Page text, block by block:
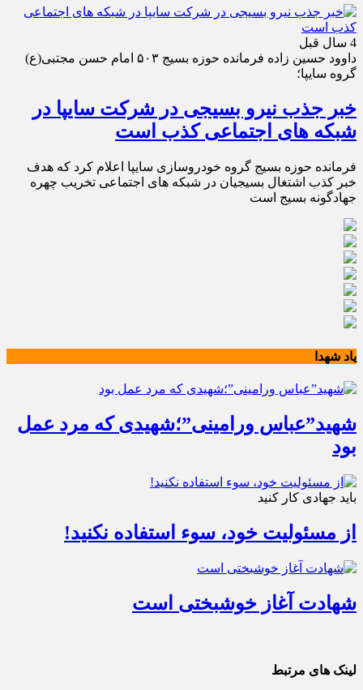
4 سال قبل
داوود حسین زاده فرمانده حوزه بسیج ۵۰۳ امام حسن مجتبی(ع)
گروه سایپا؛
خبر جذب نیرو بسیجی در شرکت سایپا در
شبکه های اجتماعی کذب است
فرمانده حوزه بسیج گروه خودروسازی سایپا اعلام کرد که هدف
خبر کذب اشتغال بسیجیان در شبکه های اجتماعی تخریب چهره
جهادگونه بسیج است
یاد شهدا
شهید”عباس ورامینی”؛شهیدی که مرد عمل
بود
باید جهادی کار کنید
از مسئولیت خود، سوء استفاده نکنید!
شهادت آغاز خوشبختی است
لینک های مرتبط